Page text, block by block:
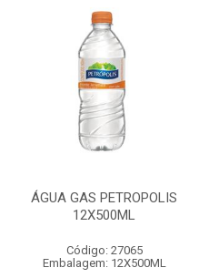
ÁGUA GAS PETROPOLIS
12X500ML
Código: 27065
Embalagem: 12X500ML